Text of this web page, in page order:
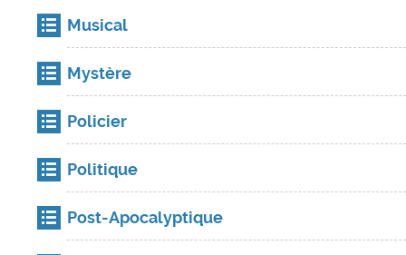
Musical
Mystère
Policier
Politique
Post-Apocalyptique